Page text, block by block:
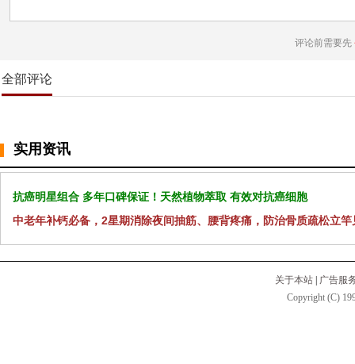
评论前需要先
全部评论
实用资讯
抗癌明星组合 多年口碑保证！天然植物萃取 有效对抗癌细胞
中老年补钙必备，2星期消除夜间抽筋、腰背疼痛，防治骨质疏松立竿
关于本站
广告服
Copyright (C)